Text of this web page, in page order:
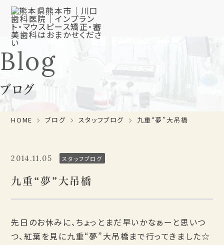
Blog
ブログ
HOME ブログ スタッフブログ 九重“夢”大吊橋
2014.11.05 スタッフブログ
九重“夢”大吊橋
先日のお休みに、ちょっとまだ早いかなぁーと思いつ
つ、紅葉を見に九重“夢”大吊橋まで行ってきました☆